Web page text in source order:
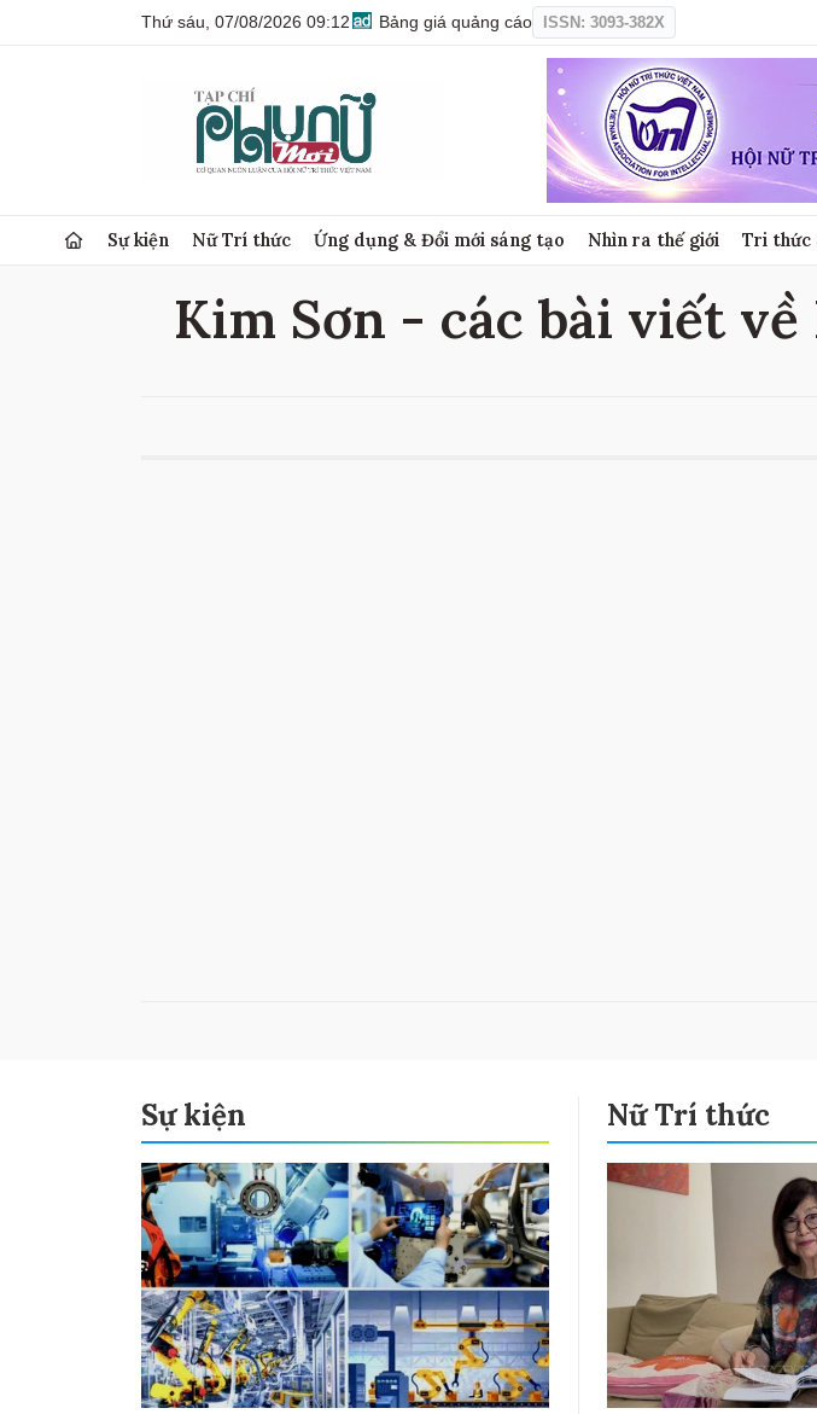
Thứ sáu, 07/08/2026 09:12 Bảng giá quảng cáo ISSN: 3093-382X
Sự kiện Nữ Trí thức Ứng dụng & Đổi mới sáng tạo Nhìn ra thế giới Tri thức
Kim Sơn - các bài viết
Sự kiện Nữ Trí thức